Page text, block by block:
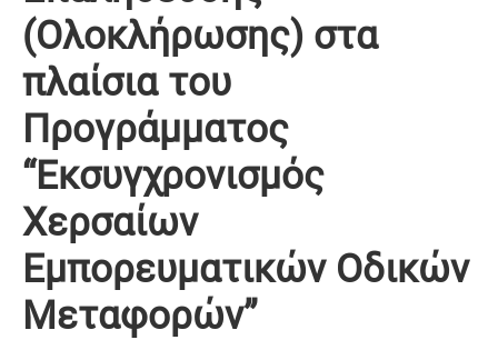
(Ολοκλήρωσης) στα
πλαίσια του
Προγράμματος
“Εκσυγχρονισμός
Χερσαίων
Εμπορευματικών Οδικών
Μεταφορών”